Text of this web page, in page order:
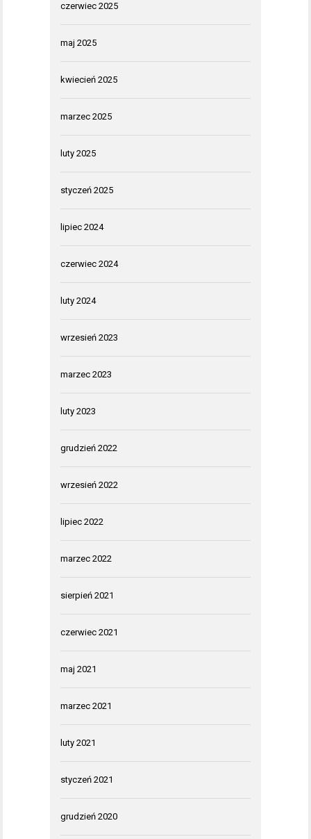
czerwiec 2025
maj 2025
kwiecień 2025
marzec 2025
luty 2025
styczeń 2025
lipiec 2024
czerwiec 2024
luty 2024
wrzesień 2023
marzec 2023
luty 2023
grudzień 2022
wrzesień 2022
lipiec 2022
marzec 2022
sierpień 2021
czerwiec 2021
maj 2021
marzec 2021
luty 2021
styczeń 2021
grudzień 2020